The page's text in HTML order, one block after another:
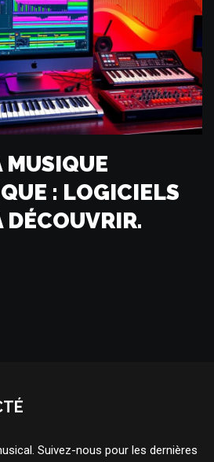
MUSIQUE
: LOGICIELS
DÉCOUVRIR.
Suivez-nous pour les dernières